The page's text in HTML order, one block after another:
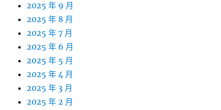
2025 年 9 月
2025 年 8 月
2025 年 7 月
2025 年 6 月
2025 年 5 月
2025 年 4 月
2025 年 3 月
2025 年 2 月